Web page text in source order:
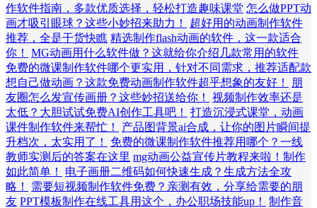
作软件指南，多款优质选择，轻松打造趣味课堂 怎么做PPT动
画才吸引眼球？这些小妙招来助力！
超好用的动画制作软件
推荐，全是干货快瞧 精选制作flash动画的软件，这一款适合
你！
MG动画用什么软件做？这就给你介绍几款常用的软件
免费的微课制作软件哪个更实用，针对不同需求，推荐适配款
想自己做动画？这款免费动画制作软件超乎想象的友好！
朋
友圈怎么发宣传画册？这些妙招送给你！
视频制作效率还是
太低？大胆试试免费AI创作工具吧！
打造沉浸式课堂，动画
课件制作软件来帮忙！
产品图背景ai合成，让你的图片瞬间提
升档次，太实用了！
免费的微课制作软件推荐用哪个？一线
教师实测后的答案在这里 mg动画公益宣传片教程来啦！制作
如此简单！
电子画册二维码如何快速生成？生成方法全攻
略！
需要短视频制作软件免费？亲测有效，分享给需要的朋
友 PPT模板制作在线工具用这个，办公职场技能up！
制作音